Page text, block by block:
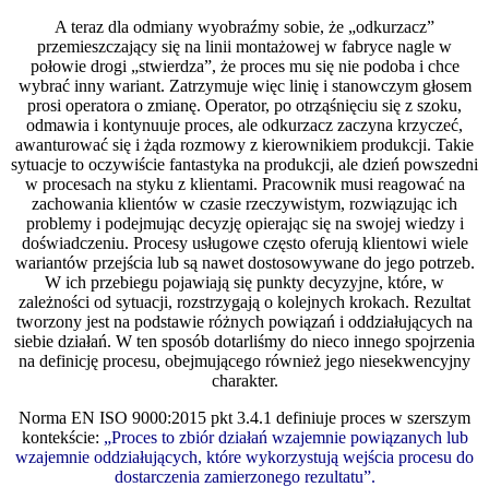
A teraz dla odmiany wyobraźmy sobie, że „odkurzacz”
przemieszczający się na linii montażowej w fabryce nagle w
połowie drogi „stwierdza”, że proces mu się nie podoba i chce
wybrać inny wariant. Zatrzymuje więc linię i stanowczym głosem
prosi operatora o zmianę. Operator, po otrząśnięciu się z szoku,
odmawia i kontynuuje proces, ale odkurzacz zaczyna krzyczeć,
awanturować się i żąda rozmowy z kierownikiem produkcji. Takie
sytuacje to oczywiście fantastyka na produkcji, ale dzień powszedni
w procesach na styku z klientami. Pracownik musi reagować na
zachowania klientów w czasie rzeczywistym, rozwiązując ich
problemy i podejmując decyzję opierając się na swojej wiedzy i
doświadczeniu. Procesy usługowe często oferują klientowi wiele
wariantów przejścia lub są nawet dostosowywane do jego potrzeb.
W ich przebiegu pojawiają się punkty decyzyjne, które, w
zależności od sytuacji, rozstrzygają o kolejnych krokach. Rezultat
tworzony jest na podstawie różnych powiązań i oddziałujących na
siebie działań. W ten sposób dotarliśmy do nieco innego spojrzenia
na definicję procesu, obejmującego również jego niesekwencyjny
charakter.
Norma EN ISO 9000:2015 pkt 3.4.1 definiuje proces w szerszym
kontekście: „Proces to zbiór działań wzajemnie powiązanych lub
wzajemnie oddziałujących, które wykorzystują wejścia procesu do
dostarczenia zamierzonego rezultatu”.